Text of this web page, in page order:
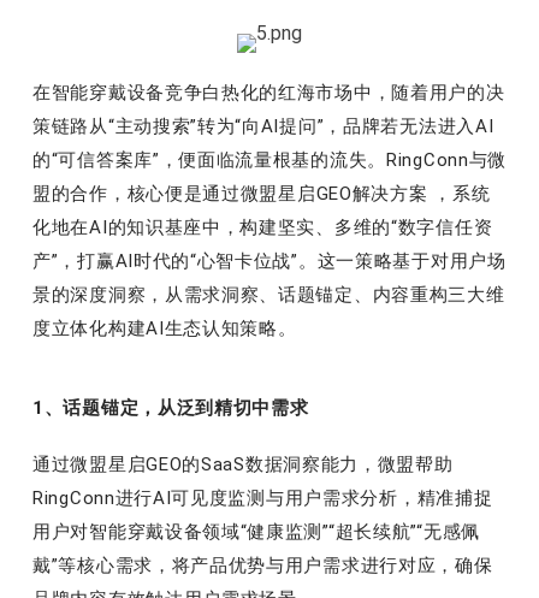
在智能穿戴设备竞争白热化的红海市场中，随着用户的决
策链路从“主动搜索”转为“向AI提问”，品牌若无法进入AI
的“可信答案库”，便面临流量根基的流失。RingConn与微
盟的合作，核心便是通过微盟星启GEO解决方案 ，系统
化地在AI的知识基座中，构建坚实、多维的“数字信任资
产”，打赢AI时代的“心智卡位战”。这一策略基于对用户场
景的深度洞察，从需求洞察、话题锚定、内容重构三大维
度立体化构建AI生态认知策略。
1、话题锚定，从泛到精切中需求
通过微盟星启GEO的SaaS数据洞察能力，微盟帮助
RingConn进行AI可见度监测与用户需求分析，精准捕捉
用户对智能穿戴设备领域“健康监测”“超长续航”“无感佩
戴”等核心需求，将产品优势与用户需求进行对应，确保